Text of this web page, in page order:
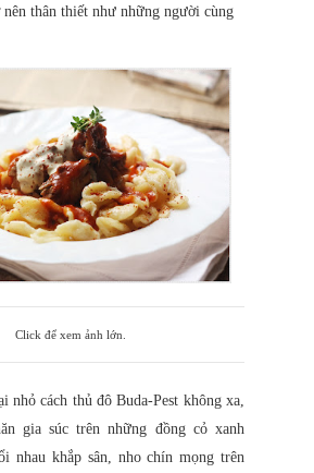
thân thiết như những người cùng
Click để xem ảnh lớn.
nhỏ cách thủ đô Buda-Pest không xa,
gia súc trên những đồng cỏ xanh
nhau khắp sân, nho chín mọng trên